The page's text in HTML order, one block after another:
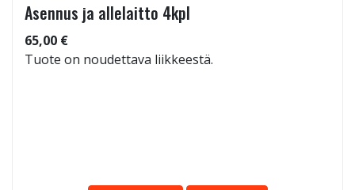
Asennus ja allelaitto 4kpl
65,00 €
Tuote on noudettava liikkeestä.